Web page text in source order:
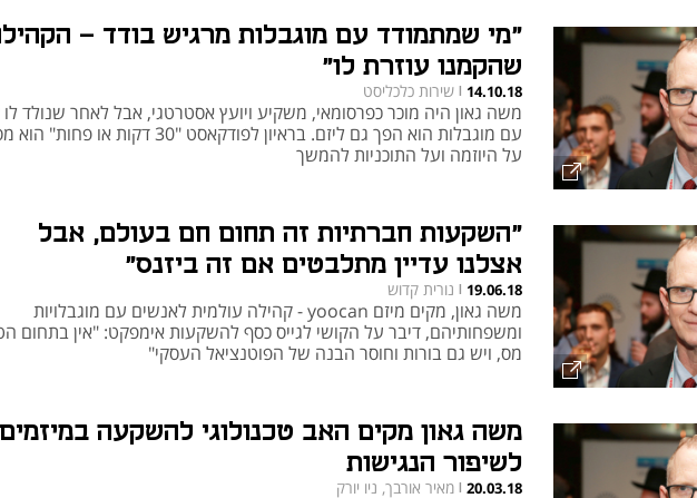
שבאמת קורה בשטח. גאון מסביר את הסיבות לפערים ומפרט כיצד ניתן לגשר
עליהם באופן שיסייע לאנשים עם מוגבלויות, לחברה הישראלית, ולחברות
במשק בגיוון שילוב תעסוקתי וצמיחה אישית
"מי שמתמודד עם מוגבלות מרגיש בודד -
שהקמנו עוזרת לו"
14.10.18
| שירות כלכליסט
משה גאון היה מוכר כפרסומאי, משקיע ויועץ אסטרטגי, אבל לאחר שנולד לו
עם מוגבלות הוא הפך גם ליזם. בראיון לפודקאסט "30 דקות או
על היוזמה ועל התוכניות להמשך
"השקעות חברתיות זה תחום חם בעולם, אבל
אצלנו עדיין מתלבטים אם זה ביזנס"
19.06.18
| נורית קדוש
משה גאון, מקים מיזם yoocan - קהילה עולמית לאנשים עם מוגבלויות
ומשפחותיהם, דיבר על הקושי לגייס כסף להשקעות אימפקט: "אין בתחום
מס, ויש גם בורות וחוסר הבנה של הפוטנציאל העסקי"
משה גאון מקים האב טכנולוגי להשקעה במיזמים
לשיפור הנגישות
20.03.18
| מאיר אורבך, ניו יורק